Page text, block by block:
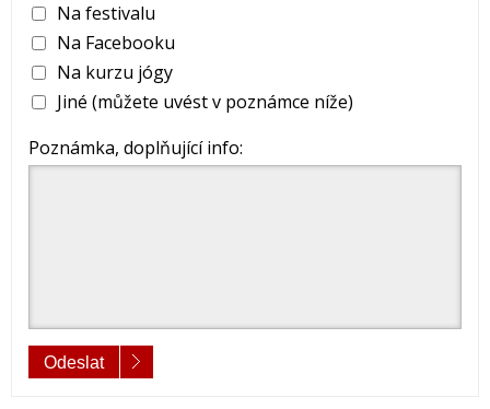
Na festivalu
Na Facebooku
Na kurzu jógy
Jiné (můžete uvést v poznámce níže)
Poznámka, doplňující info:
Odeslat